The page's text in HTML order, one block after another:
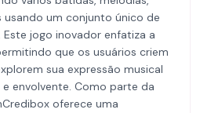
um conjunto único de
jogo inovador enfatiza a
que os usuários criem
sua expressão musical
envolvente. Como parte da
oferece uma